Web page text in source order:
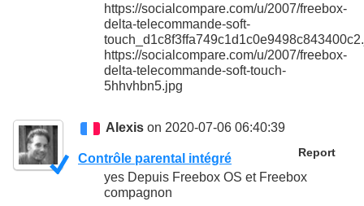
https://socialcompare.com/u/2007/freebox-
delta-telecommande-soft-
https://socialcompare.com/u/2007/freebox-
delta-telecommande-soft-touch-
5hhvhbn5.jpg
Alexis on 2020-07-06 06:40:39
Report
Contrôle parental intégré
yes Depuis Freebox OS et Freebox
compagnon